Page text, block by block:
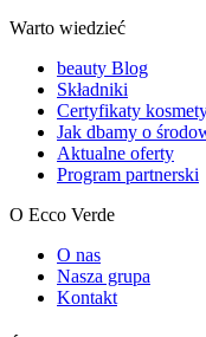
Warto wiedzieć
beauty Blog
Składniki
Certyfikaty
Jak dbamy o
Aktualne oferty
Program partnerski
O Ecco Verde
O nas
Nasza grupa
Kontakt